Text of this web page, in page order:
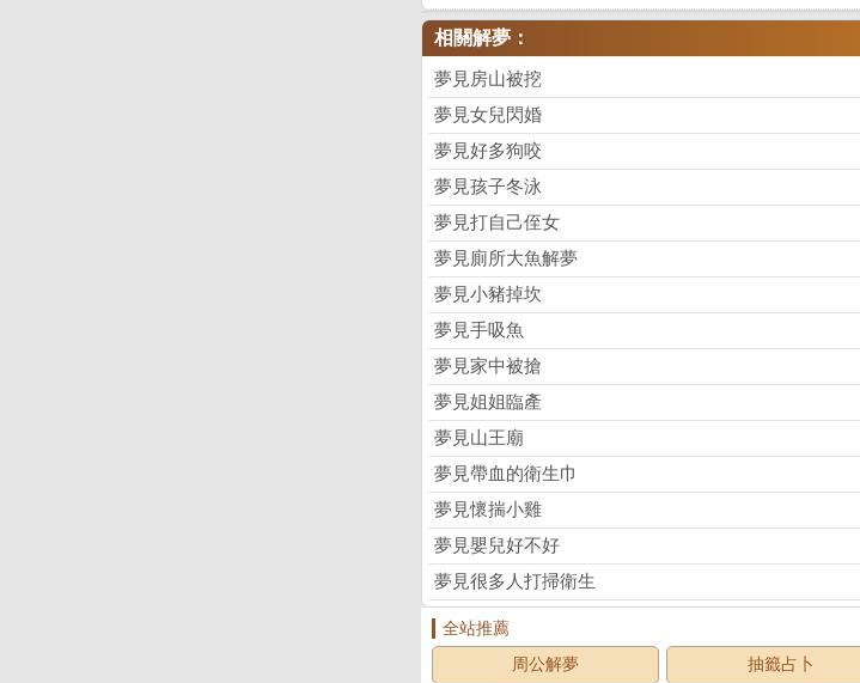
相關解夢：
夢見房山被挖
夢見女兒閃婚
夢見好多狗咬
夢見孩子冬泳
夢見打自己侄女
夢見廁所大魚解夢
夢見小豬掉坎
夢見手吸魚
夢見家中被搶
夢見姐姐臨產
夢見山王廟
夢見帶血的衛生巾
夢見懷揣小雞
夢見嬰兒好不好
夢見很多人打掃衛生
全站推薦
周公解夢
抽籤占卜